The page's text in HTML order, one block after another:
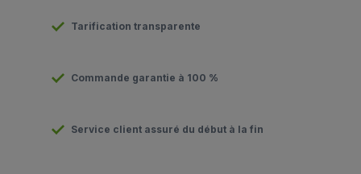
Tarification transparente
Commande garantie à 100 %
Service client assuré du début à la fin